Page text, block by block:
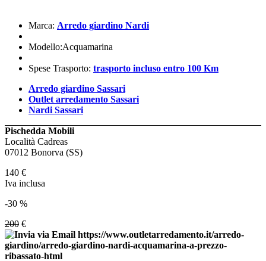
Marca: Arredo giardino Nardi
Modello:Acquamarina
Spese Trasporto: trasporto incluso entro 100 Km
Arredo giardino Sassari
Outlet arredamento Sassari
Nardi Sassari
Pischedda Mobili
Località Cadreas
07012 Bonorva (SS)
140 €
Iva inclusa
-30 %
200 €